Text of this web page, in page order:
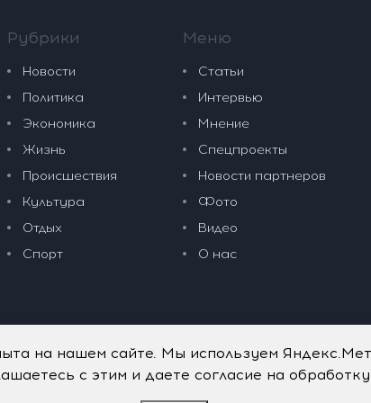
Рубрики
Новости
Политика
Экономика
Жизнь
Происшествия
Культура
Отдых
Спорт
Меню
Статьи
Интервью
Мнение
Спецпроекты
Новости партнеров
Фото
Видео
О нас
на нашем сайте. Мы используем
с этим и даете согласие на